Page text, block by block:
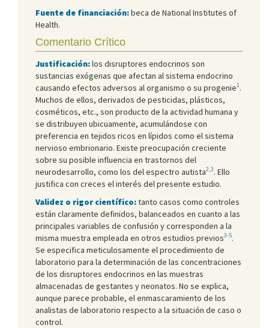
Fuente de financiación:beca de National Institutes of
Health.
Comentario Crítico
Justificación:los disruptores endocrinos son
sustancias exógenas que afectan al sistema endocrino
causando efectos adversos al organismo o su progenie1.
Muchos de ellos, derivados de pesticidas, plásticos,
cosméticos, etc., son producto de la actividad humana y
se distribuyen ubicuamente, acumulándose con
preferencia en tejidos ricos en lípidos como el sistema
nervioso embrionario. Existe preocupación creciente
sobre su posible influencia en trastornos del
neurodesarrollo, como los del espectro autista2,3. Ello
justifica con creces el interés del presente estudio.
Validez o rigor científico:tanto casos como controles
están claramente definidos, balanceados en cuanto a las
principales variables de confusión y corresponden a la
misma muestra empleada en otros estudios previos3-5.
Se especifica meticulosamente el procedimiento de
laboratorio para la determinación de las concentraciones
de los disruptores endocrinos en las muestras
almacenadas de gestantes y neonatos. No se explica,
aunque parece probable, el enmascaramiento de los
analistas de laboratorio respecto a la situación de caso o
control.